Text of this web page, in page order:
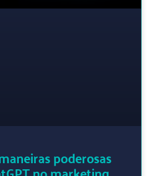
poderosas